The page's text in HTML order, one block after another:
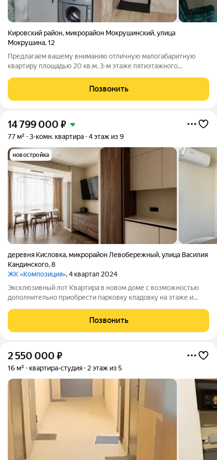
Кировский район, микрорайон Мокрушинский,улица
Мокрушина,12
Предлагаем вашему вниманию отличную малогабаритную
квартиру площадью 20 кв.м. 3-м этаже пятиэтажного
вариант для тех, кому важен комфорт и удобство, и кто ценит
сочетание цена-качество. Новый
Позвонить
14 799 000 ₽
77 м² 3-комн. квартира 4 этаж из 9
новостройка
деревня Кисловка, микрорайон Левобережный,улица Василия
Кандинского,8
ЖК «Композиция», 4 квартал 2024
Эксклюзивный лот Квартира в новом доме с возможностью
дополнительно приобрести парковку кладовку на этаже и
просторную квартиру комфорт-класса, которая была
приобретена семьей для личной
Позвонить
2 550 000 ₽
16 м² квартира-студия 2 этаж из 5